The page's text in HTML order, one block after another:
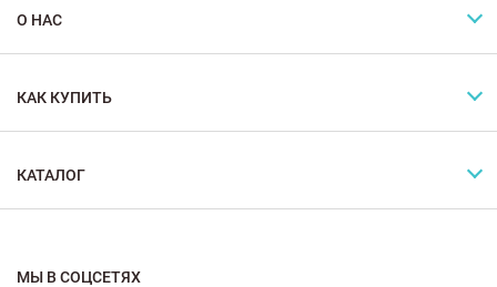
О НАС
КАК КУПИТЬ
КАТАЛОГ
МЫ В СОЦСЕТЯХ